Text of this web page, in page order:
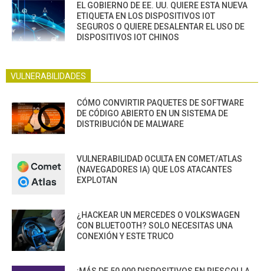
EL GOBIERNO DE EE. UU. QUIERE ESTA NUEVA
ETIQUETA EN LOS DISPOSITIVOS IOT
SEGUROS O QUIERE DESALENTAR EL USO DE
DISPOSITIVOS IOT CHINOS
VULNERABILIDADES
CÓMO CONVIRTIR PAQUETES DE SOFTWARE
DE CÓDIGO ABIERTO EN UN SISTEMA DE
DISTRIBUCIÓN DE MALWARE
VULNERABILIDAD OCULTA EN COMET/ATLAS
(NAVEGADORES IA) QUE LOS ATACANTES
EXPLOTAN
¿HACKEAR UN MERCEDES O VOLKSWAGEN
CON BLUETOOTH? SOLO NECESITAS UNA
CONEXIÓN Y ESTE TRUCO